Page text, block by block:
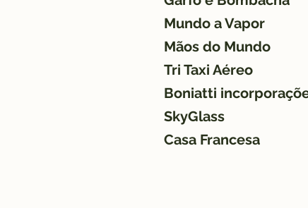
Mundo a Vapor
Mãos do Mundo
Tri Taxi Aéreo
Boniatti
SkyGlass
Casa Francesa